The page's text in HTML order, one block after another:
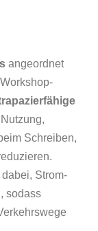
angeordnet
Schreiben,
dabei, Strom-
sodass